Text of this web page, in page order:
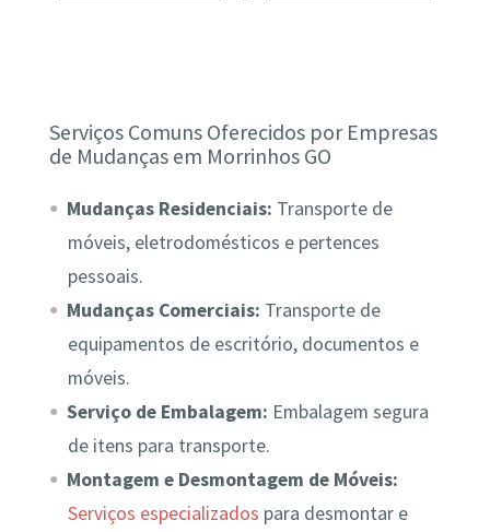
Serviços Comuns Oferecidos por Empresas
de Mudanças em Morrinhos GO
Mudanças Residenciais: Transporte de
móveis, eletrodomésticos e pertences
pessoais.
Mudanças Comerciais: Transporte de
equipamentos de escritório, documentos e
móveis.
Serviço de Embalagem: Embalagem segura
de itens para transporte.
Montagem e Desmontagem de Móveis:
Serviços especializados para desmontar e